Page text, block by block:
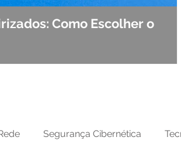
Como Escolher o
Segurança Cibernética